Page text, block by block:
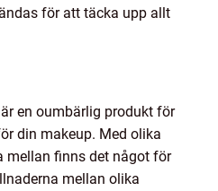
för att täcka upp allt
en oumbärlig produkt för
din makeup. Med olika
mellan finns det något för
mellan olika